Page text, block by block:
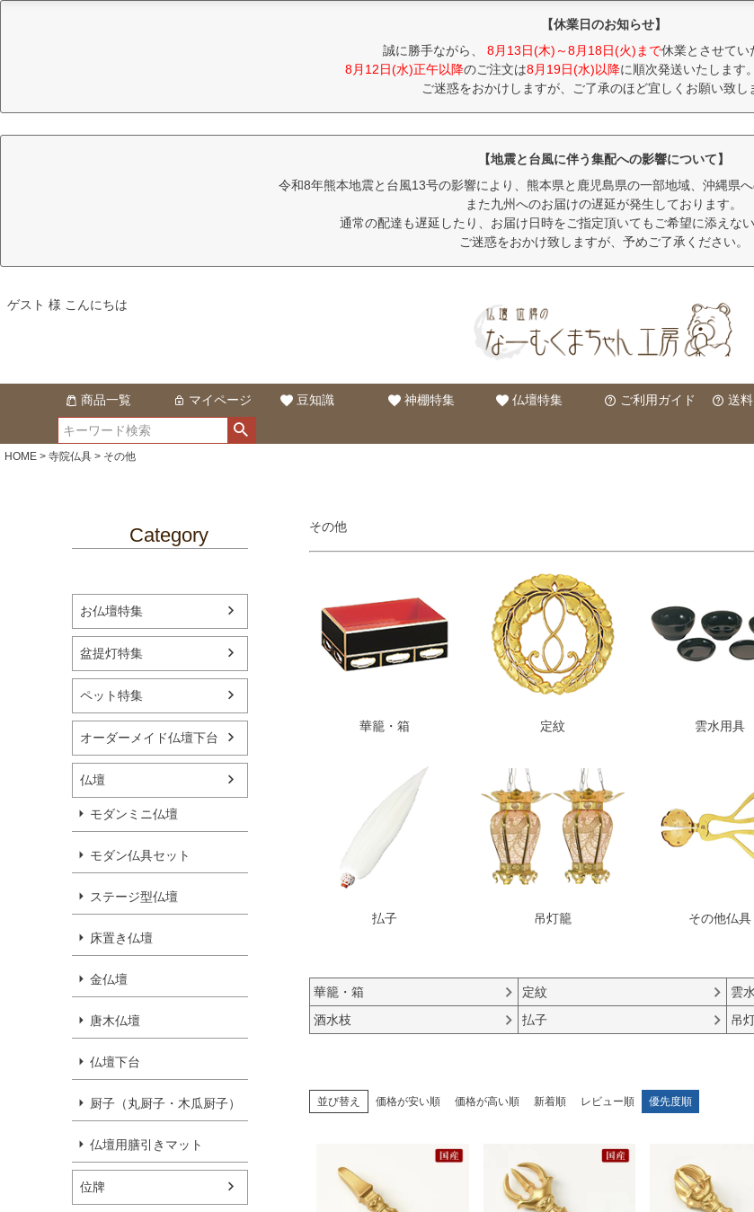
【休業日のお知らせ】
誠に勝手ながら、 8月13日(木)～8月18日(火)まで休業とさせてい
8月12日(水)正午以降のご注文は8月19日(水)以降に順次発送いたします
ご迷惑をおかけしますが、ご了承のほど宜しくお願い致し
【地震と台風に伴う集配への影響について】
令和8年熊本地震と台風13号の影響により、熊本県と鹿児島県の一部地域、沖縄県
また九州へのお届けの遅延が発生しております。
通常の配達も遅延したり、お届け日時をご指定頂いてもご希望に添えな
ご迷惑をおかけ致しますが、予めご了承ください。
ゲスト 様 こんにちは
商品一覧 マイページ 豆知識 神棚特集 仏壇特集 ご利用ガイド 送
HOME 寺院仏具 その他
Category
お仏壇特集
盆提灯特集
ペット特集
オーダーメイド仏壇下台
仏壇
モダンミニ仏壇
モダン仏具セット
ステージ型仏壇
床置き仏壇
金仏壇
唐木仏壇
仏壇下台
厨子（丸厨子・木瓜厨子）
仏壇用膳引きマット
位牌
その他
華籠・箱 定紋 雲水用具
払子 吊灯籠 その他仏具
華籠・箱 定紋 雲
酒水枝
払子 吊
並び替え 価格が安い順 価格が高い順 新着順 レビュー順 優先度順